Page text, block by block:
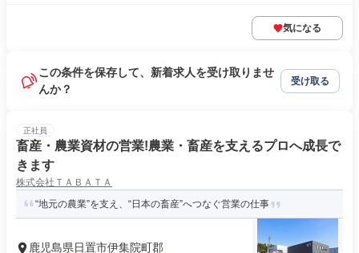
気になる
この条件を保存して、新着求人を受け取りませ
んか？
受け取る
正社員
畜産・農業資材の営業!農業・畜産を支えるプロへ成長で
きます
株式会社ＴＡＢＡＴＡ
“地元の農業”を支え、“日本の畜産”へつなぐ営業の仕事
鹿児島県日置市伊集院町郡